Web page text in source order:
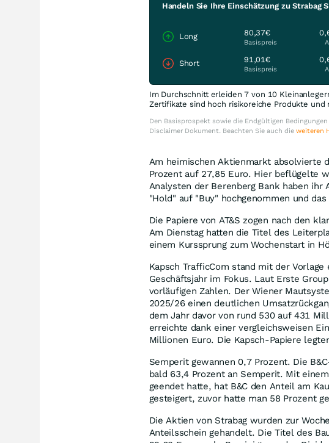
Handeln Sie Ihre Einschätzung zu Strabag
Long 80,37€
Basispreis
Short 91,01€
Basispreis
Im Durchschnitt erleiden 7 von 10
Zertifikate sind hoch risikoreiche Produkte
Den Basisprospekt sowie die Endgültigen
Disclaimer Dokument. Beachten Sie auch die weiteren
Am heimischen Aktienmarkt absolvierte
Prozent auf 27,85 Euro. Hier beflügelte
Analysten der Berenberg Bank haben
"Hold" auf "Buy" hochgenommen und
Die Papiere von AT&S zogen nach den
Am Dienstag hatten die Titel des
einem Kurssprung zum Wochenstart in
Kapsch TrafficCom stand mit der
Geschäftsjahr im Fokus. Laut Erste
vorläufigen Zahlen. Der Wiener
2025/26 einen deutlichen
dem Jahr davor von rund 530 auf 431
erreichte dank einer vergleichsweisen
Millionen Euro. Die Kapsch-Papiere
Semperit gewannen 0,7 Prozent. Die
bald 63,4 Prozent an Semperit. Mit
geendet hatte, hat B&C den Anteil am
gesteigert, zuvor hatte man 58 Prozent
Die Aktien von Strabag wurden zur
Anteilsschein gehandelt. Die Titel des